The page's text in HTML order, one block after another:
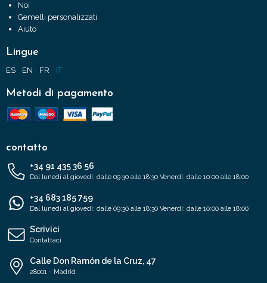
Noi
Gemelli personalizzati
Aiuto
Lingue
ES EN FR IT
Metodi di pagamento
contatto
+34 91 435 36 56
Dal lunedì al giovedì: dalle 09:30 alle 18:30 Venerdì: dalle 10:00 alle 18:00
+34 683 185 759
Dal lunedì al giovedì: dalle 09:30 alle 18:30 Venerdì: dalle 10:00 alle 18:00
Scrivici
Contattaci
Calle Don Ramón de la Cruz, 47
28001 - Madrid